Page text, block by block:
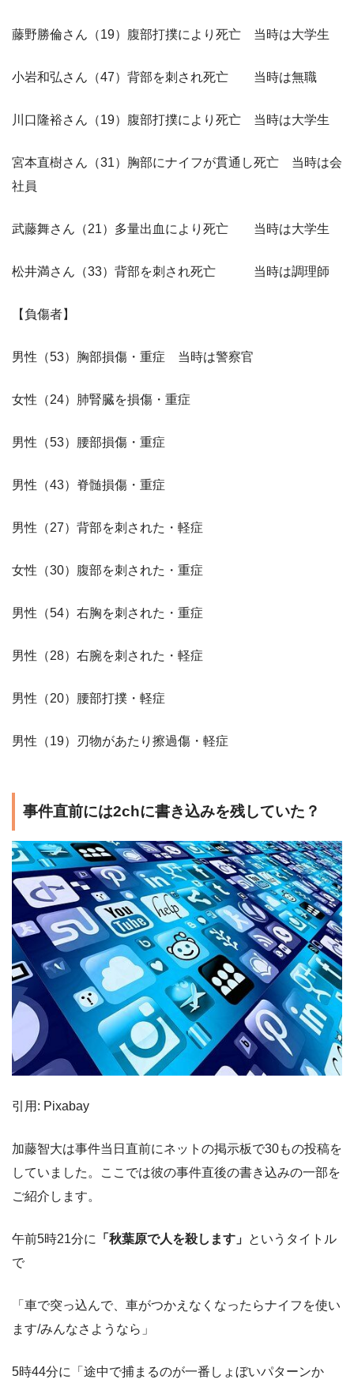
藤野勝倫さん（19）腹部打撲により死亡 当時は大学生
小岩和弘さん（47）背部を刺され死亡 当時は無職
川口隆裕さん（19）腹部打撲により死亡 当時は大学生
宮本直樹さん（31）胸部にナイフが貫通し死亡 当時は会
社員
武藤舞さん（21）多量出血により死亡 当時は大学生
松井満さん（33）背部を刺され死亡 当時は調理師
【負傷者】
男性（53）胸部損傷・重症 当時は警察官
女性（24）肺腎臓を損傷・重症
男性（53）腰部損傷・重症
男性（43）脊髄損傷・重症
男性（27）背部を刺された・軽症
女性（30）腹部を刺された・重症
男性（54）右胸を刺された・重症
男性（28）右腕を刺された・軽症
男性（20）腰部打撲・軽症
男性（19）刃物があたり擦過傷・軽症
事件直前には2chに書き込みを残していた？
引用: Pixabay
加藤智大は事件当日直前にネットの掲示板で30もの投稿を
していました。ここでは彼の事件直後の書き込みの一部を
ご紹介します。
午前5時21分に 「秋葉原で人を殺します」 というタイトル
で
「車で突っ込んで、車がつかえなくなったらナイフを使い
ます/みんなさようなら」
5時44分に「途中で捕まるのが一番しょぼいパターンか